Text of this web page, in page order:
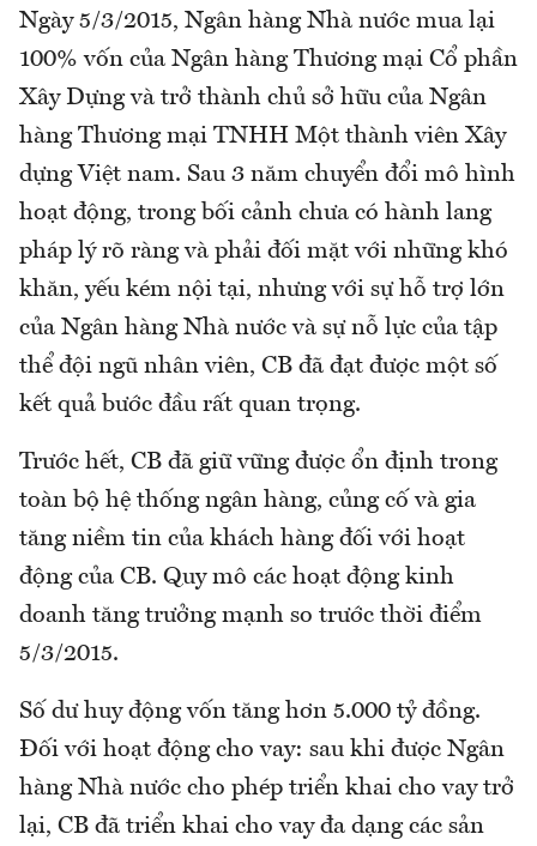
Ngày 5/3/2015, Ngân hàng Nhà nước mua lại
100% vốn của Ngân hàng Thương mại Cổ phần
Xây Dựng và trở thành chủ sở hữu của Ngân
hàng Thương mại TNHH Một thành viên Xây
dựng Việt nam. Sau 3 năm chuyển đổi mô hình
hoạt động, trong bối cảnh chưa có hành lang
pháp lý rõ ràng và phải đối mặt với những khó
khăn, yếu kém nội tại, nhưng với sự hỗ trợ lớn
của Ngân hàng Nhà nước và sự nỗ lực của tập
thể đội ngũ nhân viên, CB đã đạt được một số
kết quả bước đầu rất quan trọng.
Trước hết, CB đã giữ vững được ổn định trong
toàn bộ hệ thống ngân hàng, củng cố và gia
tăng niềm tin của khách hàng đối với hoạt
động của CB. Quy mô các hoạt động kinh
doanh tăng trưởng mạnh so trước thời điểm
5/3/2015.
Số dư huy động vốn tăng hơn 5.000 tỷ đồng.
Đối với hoạt động cho vay: sau khi được Ngân
hàng Nhà nước cho phép triển khai cho vay trở
lại, CB đã triển khai cho vay đa dạng các sản